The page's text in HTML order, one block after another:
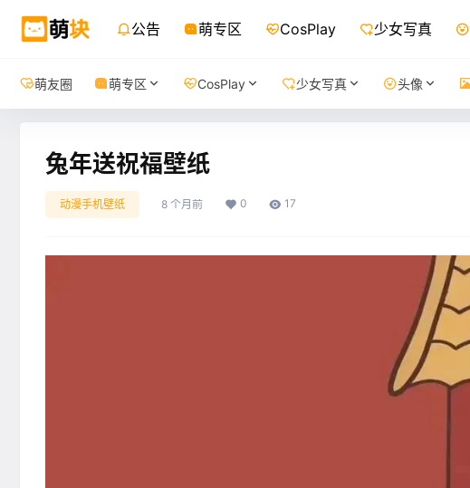
公告 萌专区 CosPlay 少女写真
萌友圈 萌专区 CosPlay 少女写真 头像
兔年送祝福壁纸
动漫手机壁纸 8 个月前 0 17